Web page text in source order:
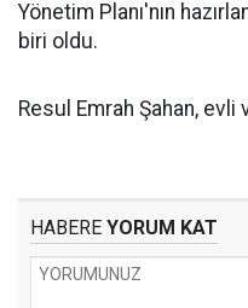
Yönetim Planı'nın
biri oldu.
Resul Emrah Şahan, evli
HABERE YORUM KAT